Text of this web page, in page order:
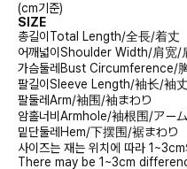
(cm기준)
SIZE
총길이 Total Length/全長/着丈
어깨넓이 Shoulder Width/肩宽/
가슴둘레 Bust Circumference/
팔길이 Sleeve Length/袖长/袖丈
팔둘레Arm/袖围/袖まわり
암홀너비 Armhole/袖根围/アー
밑단둘레 Hem/下摆围/裾まわり
사이즈는 재는 위치에 따라
There may be 1~3cm